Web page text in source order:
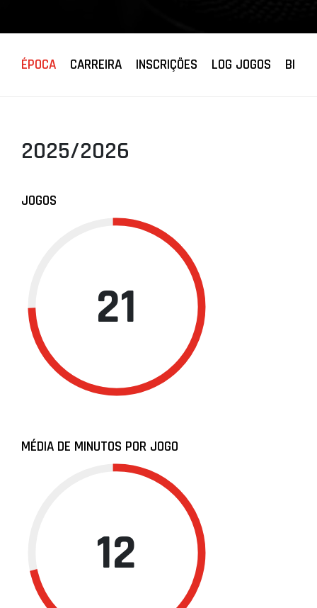
ÉPOCA CARREIRA INSCRIÇÕES LOG JOGOS
2025/2026
JOGOS
21
MÉDIA DE MINUTOS POR JOGO
12